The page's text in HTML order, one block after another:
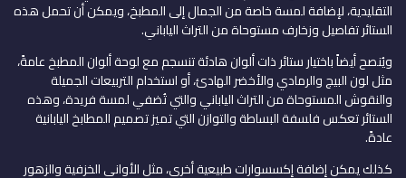
التقليدية، لإضافة لمسة خاصة من الجمال إلى المطبخ، ويمكن أن تحمل هذه
الستائر تفاصيل وزخارف مستوحاة من التراث الياباني.
ويُنصح أيضاً باختيار ستائر ذات ألوان هادئة تنسجم مع لوحة ألوان المطبخ عامةً،
مثل لون البيج والرمادي والأخضر الهادئ، أو استخدام التربيعات الجميلة
والنقوش المستوحاة من التراث الياباني والتي تُضفي لمسة فريدة، وهذه
الستائر تعكس فلسفة البساطة والتوازن التي تميز تصميم المطابخ اليابانية
عادةً.
كذلك يمكن إضافة إكسسوارات طبيعية أخرى، مثل الأواني الخزفية والزهور